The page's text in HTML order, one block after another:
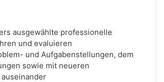
ausgewählte professionelle
und evaluieren
und Aufgabenstellungen, dem
sowie mit neueren